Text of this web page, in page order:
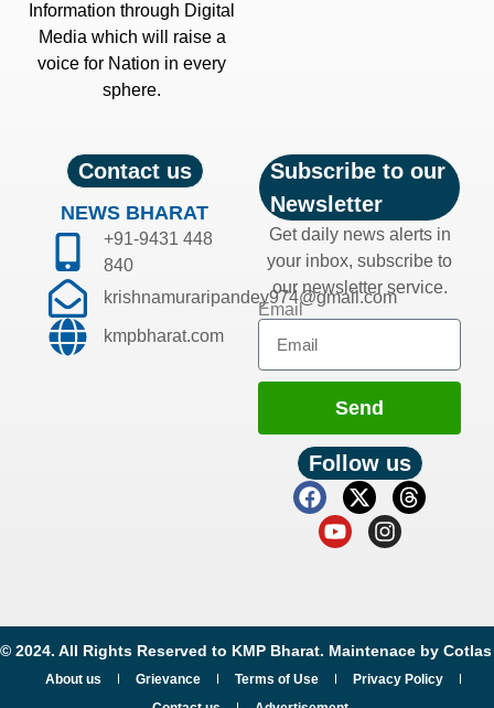
Information through Digital
Media which will raise a
voice for Nation in every
sphere.
Contact us
NEWS BHARAT
+91-9431 448
840
krishnamuraripandey974@gmail.com
kmpbharat.com
Subscribe to our
Newsletter
Get daily news alerts in
your inbox, subscribe to
our newsletter service.
Email
Send
Follow us
© 2024. All Rights Reserved to KMP Bharat. Maintenace by Cotlas
About us Grievance Terms of Use
Privacy Policy